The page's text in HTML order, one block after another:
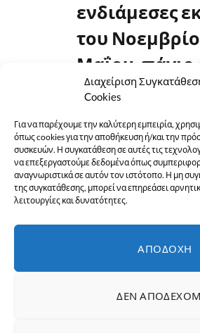
Διαχείριση
Cookies
Για να παρέχουμε την καλύτερη εμπειρία,
όπως cookies για την αποθήκευση ή/και την
συσκευών. Η συγκατάθεση σε αυτές τις
να επεξεργαστούμε δεδομένα όπως
αναγνωριστικά σε αυτόν τον ιστότοπο. Η μη
της συγκατάθεσης, μπορεί να επηρεάσει
λειτουργίες και δυνατότητες.
ΑΠΟΔΟΧΉ
ΔΕΝ
ενδιάμεσες
του
Μαΐου, πάγιο
του
Συλλόγου
όλων των
της χώρας.